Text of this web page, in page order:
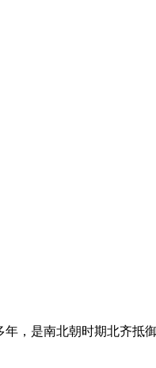
，是南北朝时期北齐抵